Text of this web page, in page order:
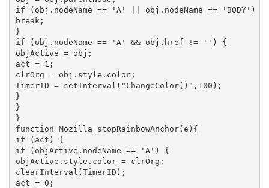
if (obj.nodeName == 'A' || obj.nodeName == 'BODY')
break;
}
if (obj.nodeName == 'A' && obj.href != '') {
objActive = obj;
act = 1;
clrOrg = obj.style.color;
TimerID = setInterval("ChangeColor()",100);
}
}
}
function Mozilla_stopRainbowAnchor(e){
if (act) {
if (objActive.nodeName == 'A') {
objActive.style.color = clrOrg;
clearInterval(TimerID);
act = 0;